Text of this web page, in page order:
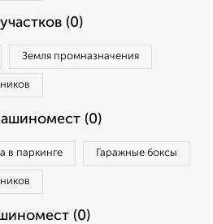
(0)
Земля промназначения
(0)
в паркинге Гаражные боксы
(0)